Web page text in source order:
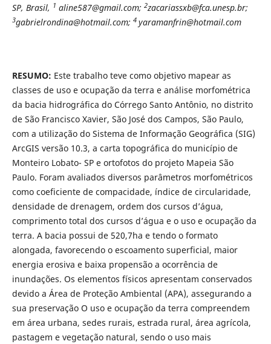
SP, Brasil, 1 aline587@gmail.com; 2zacariassxb@fca.unesp.br;
3gabrielrondina@hotmail.com; 4 yaramanfrin@hotmail.com
RESUMO: Este trabalho teve como objetivo mapear as
classes de uso e ocupação da terra e análise morfométrica
da bacia hidrográfica do Córrego Santo Antônio, no distrito
de São Francisco Xavier, São José dos Campos, São Paulo,
com a utilização do Sistema de Informação Geográfica (SIG)
ArcGIS versão 10.3, a carta topográfica do município de
Monteiro Lobato- SP e ortofotos do projeto Mapeia São
Paulo. Foram avaliados diversos parâmetros morfométricos
como coeficiente de compacidade, índice de circularidade,
densidade de drenagem, ordem dos cursos d’água,
comprimento total dos cursos d’água e o uso e ocupação da
terra. A bacia possui de 520,7ha e tendo o formato
alongada, favorecendo o escoamento superficial, maior
energia erosiva e baixa propensão a ocorrência de
inundações. Os elementos físicos apresentam conservados
devido a Área de Proteção Ambiental (APA), assegurando a
sua preservação O uso e ocupação da terra compreendem
em área urbana, sedes rurais, estrada rural, área agrícola,
pastagem e vegetação natural, sendo o uso mais